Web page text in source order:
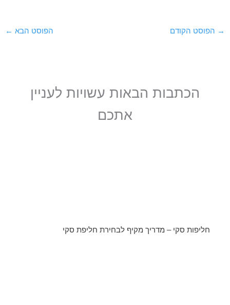
→ הפוסט הקודם הפוסט הבא ←
הכתבות הבאות עשויות לעניין
אתכם
חליפות סקי – מדריך מקיף לבחירת חליפת סקי